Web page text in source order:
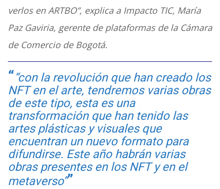
verlos en ARTBO”, explica a Impacto TIC, María
Paz Gaviria, gerente de plataformas de la Cámara
de Comercio de Bogotá.
“con la revolución que han creado los
NFT en el arte, tendremos varias obras
de este tipo, esta es una
transformación que han tenido las
artes plásticas y visuales que
encuentran un nuevo formato para
difundirse. Este año habrán varias
obras presentes en los NFT y en el
metaverso”